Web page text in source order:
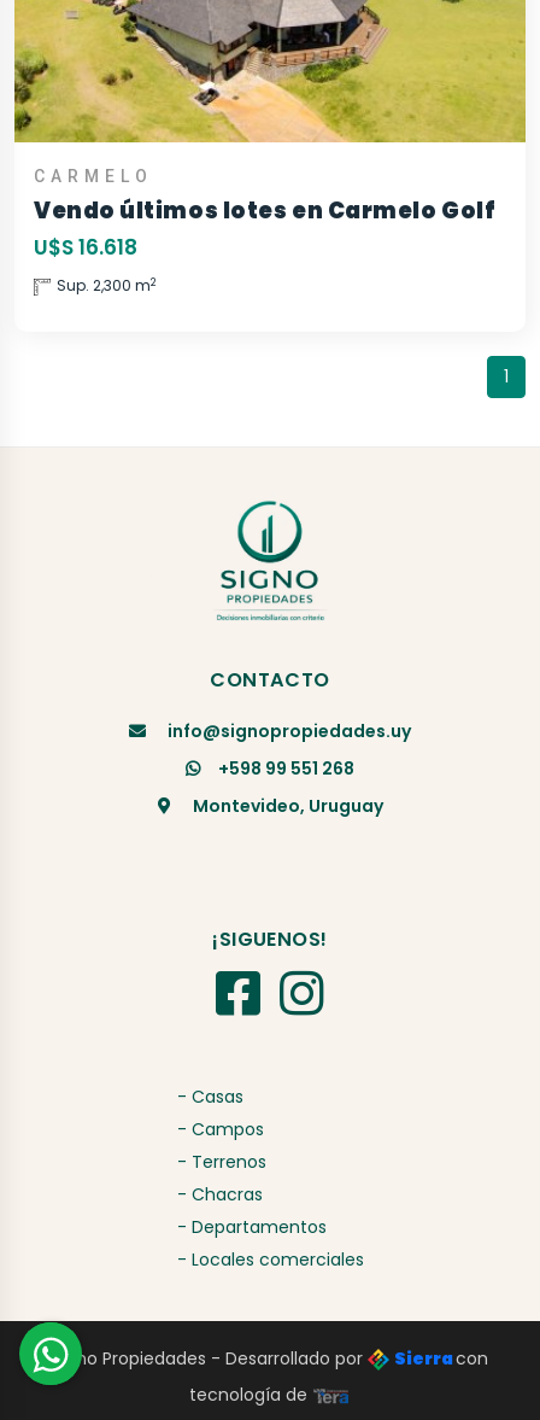
CARMELO
Vendo últimos lotes en Carmelo Golf
U$S 16.618
Sup. 2,300 m2
1
CONTACTO
info@signopropiedades.uy
+598 99 551 268
Montevideo, Uruguay
¡SIGUENOS!
- Casas
- Campos
- Terrenos
- Chacras
- Departamentos
- Locales comerciales
Signo Propiedades - Desarrollado por Sierracon
tecnología de